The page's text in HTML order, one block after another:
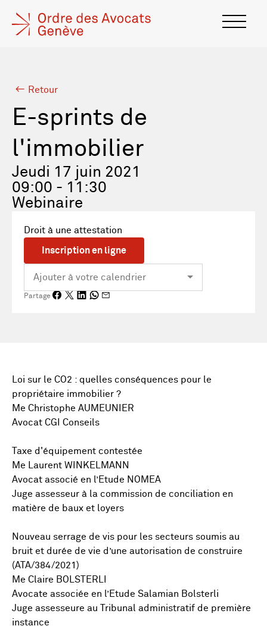
Retour
E-sprints de
l'immobilier
Jeudi 17 juin 2021
09:00 - 11:30
Webinaire
Droit à une attestation
Inscription en ligne
Partage
Loi sur le CO2 : quelles conséquences pour le
propriétaire immobilier ?
Me Christophe AUMEUNIER
Avocat CGI Conseils
Taxe d'équipement contestée
Me Laurent WINKELMANN
Avocat associé en l’Etude NOMEA
Juge assesseur à la commission de conciliation en
matière de baux et loyers
Nouveau serrage de vis pour les secteurs soumis au
bruit et durée de vie d’une autorisation de construire
(ATA/384/2021)
Me Claire BOLSTERLI
Avocate associée en l’Etude Salamian Bolsterli
Juge assesseure au Tribunal administratif de première
instance